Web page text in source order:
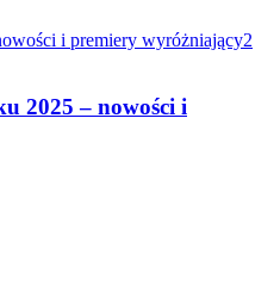
2025 – nowości i